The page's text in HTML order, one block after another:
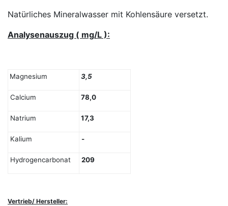
Natürliches Mineralwasser mit Kohlensäure versetzt.
Analysenauszug ( mg/L ):
Magnesium 3,5
Calcium 78,0
Natrium 17,3
Kalium -
Hydrogencarbonat 209
Vertrieb/ Hersteller: